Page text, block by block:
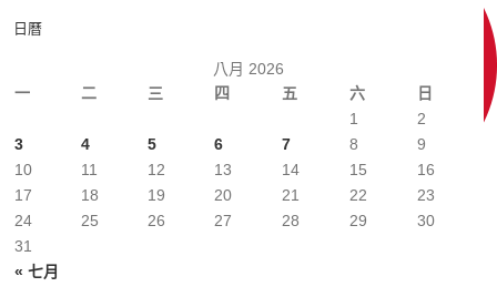
日曆
八月 2026
一
二 三 四 五 六 日
« 七月
1
2
3
4 5 6 7 8
9
10
11 12 13 14 15
16
17
18 19 20 21 22
23
24
25 26 27 28 29
30
31